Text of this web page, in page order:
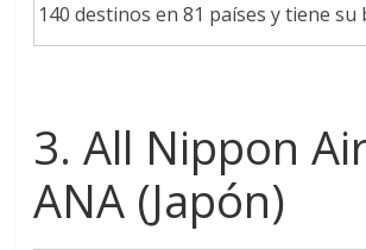
140 destinos en 81 países y tiene su
3. All Nippon
ANA (Japón)